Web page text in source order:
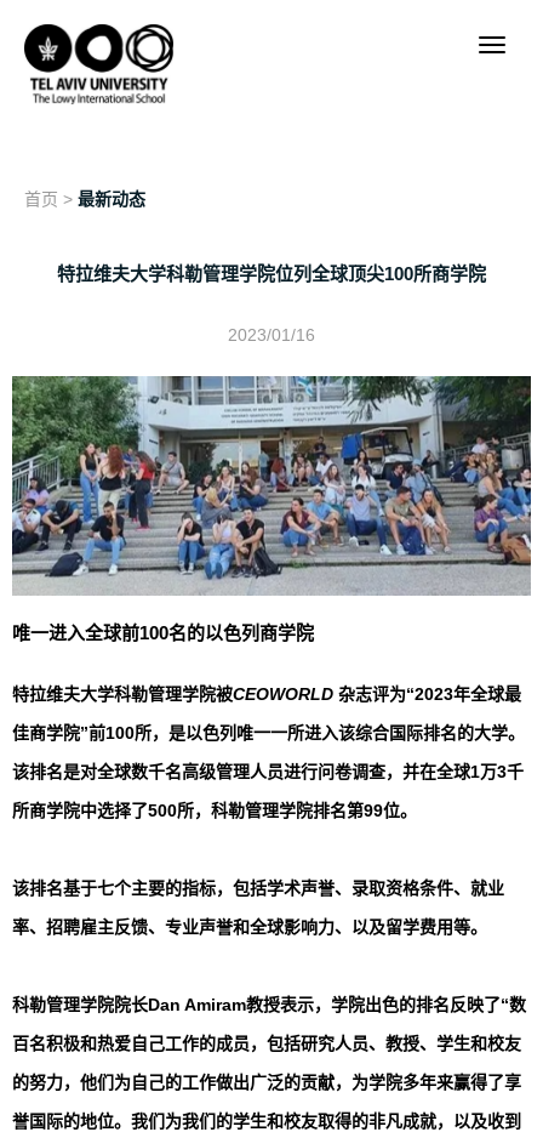
首页 > 最新动态
特拉维夫大学科勒管理学院位列全球顶尖100所商学院
2023/01/16
唯一进入全球前100名的以色列商学院
特拉维夫大学科勒管理学院被CEOWORLD 杂志评为“2023年全球最
佳商学院”前100所，是以色列唯一一所进入该综合国际排名的大学。
该排名是对全球数千名高级管理人员进行问卷调查，并在全球1万3千
所商学院中选择了500所，科勒管理学院排名第99位。
该排名基于七个主要的指标，包括学术声誉、 录取资格条件、 就业
率、 招聘雇主反馈、 专业声誉和全球影响力、以及留学费用等。
科勒管理学院院长Dan Amiram教授表示，学院出色的排名反映了“数
百名积极和热爱自己工作的成员，包括研究人员、教授、学生和校友
的努力，他们为自己的工作做出广泛的贡献，为学院多年来赢得了享
誉国际的地位。我们为我们的学生和校友取得的非凡成就，以及收到